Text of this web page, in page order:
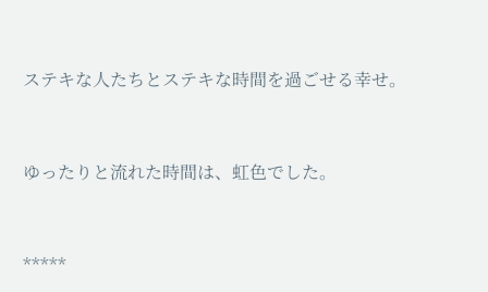
ステキな人たちとステキな時間を過ごせる幸せ。
ゆったりと流れた時間は、虹色でした。
*****